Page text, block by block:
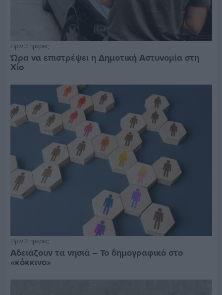
Πριν 3 ημέρες
Ώρα να επιστρέψει η Δημοτική Αστυνομία στη
Χίο
Πριν 3 ημέρες
Αδειάζουν τα νησιά – Το δημογραφικό στο
«κόκκινο»